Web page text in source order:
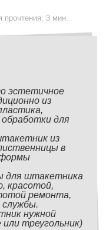
прочтения: 3 мин.
эстетичное
из
для
из
в
формы
для штакетника
красотой,
ремонта,
службы.
нужной
треугольник)